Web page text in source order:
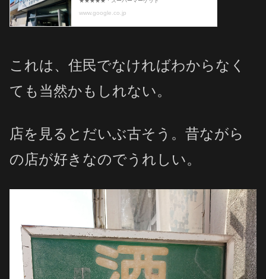
これは、住民でなければわからなく
ても当然かもしれない。
店を見るとだいぶ古そう。昔ながら
の店が好きなのでうれしい。